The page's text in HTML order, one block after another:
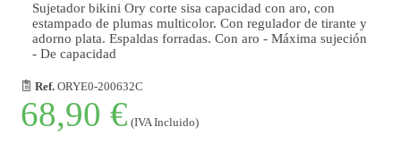
Sujetador bikini Ory corte sisa capacidad con aro, con
estampado de plumas multicolor. Con regulador de tirante y
adorno plata. Espaldas forradas. Con aro - Máxima sujeción
- De capacidad
Ref. ORYE0-200632C
68,90 € (IVA Incluido)